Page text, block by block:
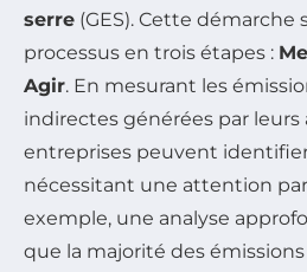
serre (GES). Cette démarche
processus en trois étapes :
Agir. En mesurant les
indirectes générées par leurs
entreprises peuvent
nécessitant une attention
exemple, une analyse
que la majorité des